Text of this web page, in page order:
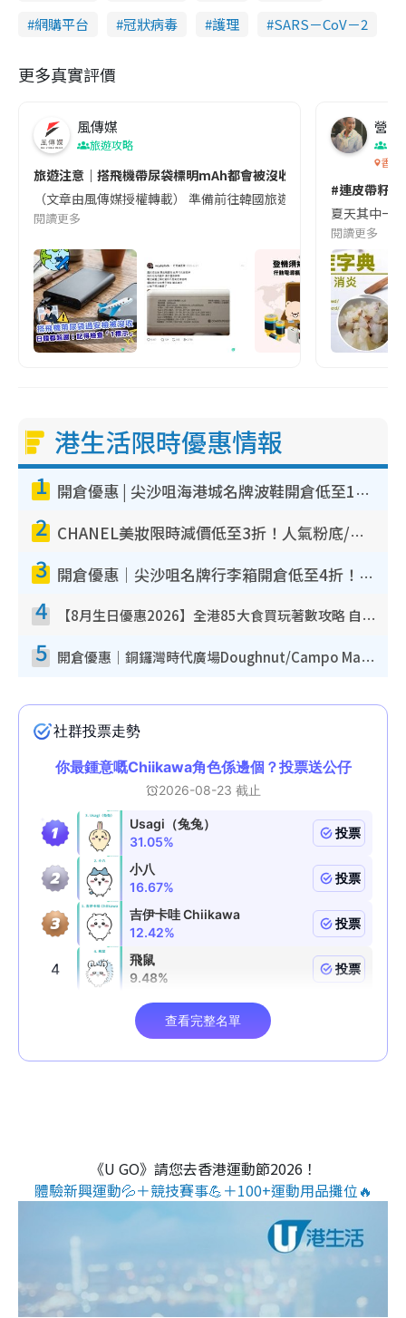
網購平台
冠狀病毒 護理 SARS－CoV－2
更多真實評價
風傳媒
旅遊攻略
旅遊注意｜搭飛機帶尿袋標明mAh都會被沒收😱出發前切記檢查
（文章由風傳媒授權轉載） 準備前往韓國旅遊的民眾，近期要
閱讀更多
營養
香港
#連皮帶籽
夏天其中一
閱讀更多
港生活限時優惠情報
1 開倉優惠 | 尖沙咀海港城名牌波鞋開倉低至1折！On鞋$899起／Joy&Peace鞋履$98起
2 CHANEL美妝限時減價低至3折！人氣粉底/唇膏/精華液低至$275！COCO香水都有平
3 開倉優惠｜尖沙咀名牌行李箱開倉低至4折！一連5日 American Tourister/ace./Hallmark $200起！
4 【8月生日優惠2026】全港85大食買玩著數攻略 自助餐/火鍋放題同行免費＋誠品/DONKI送現金券
5 開倉優惠｜銅鑼灣時代廣場Doughnut/Campo Marzio開倉低至1折！背囊、書包、手袋劈價$200起
《U GO》請您去香港運動節2026！
體驗新興運動💦＋競技賽事💪＋100+運動用品攤位🔥